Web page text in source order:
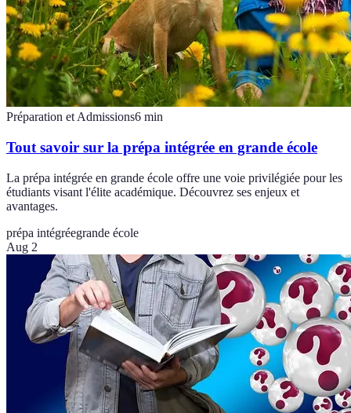
Préparation et Admissions6 min
Tout savoir sur la prépa intégrée en grande école
La prépa intégrée en grande école offre une voie privilégiée pour les
étudiants visant l'élite académique. Découvrez ses enjeux et
avantages.
prépa intégréegrande école
Aug 2